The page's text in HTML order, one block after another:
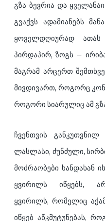
გზა ბევრია და
გვაქვს ადამიანებს
ყოველდღიურად
პირდაპირ, ზოგს –
მაგრამ არცერთ
მივდივართ, როგორც
როგორი სიარულიც ამ
ჩვენთვის
ლასლასი, ძუნძული,
მოძრაობები ხანდახან
ყვირილს იწყებს,
ყვირილს, რომელიც
იწყებ აწკმუტუნებას,